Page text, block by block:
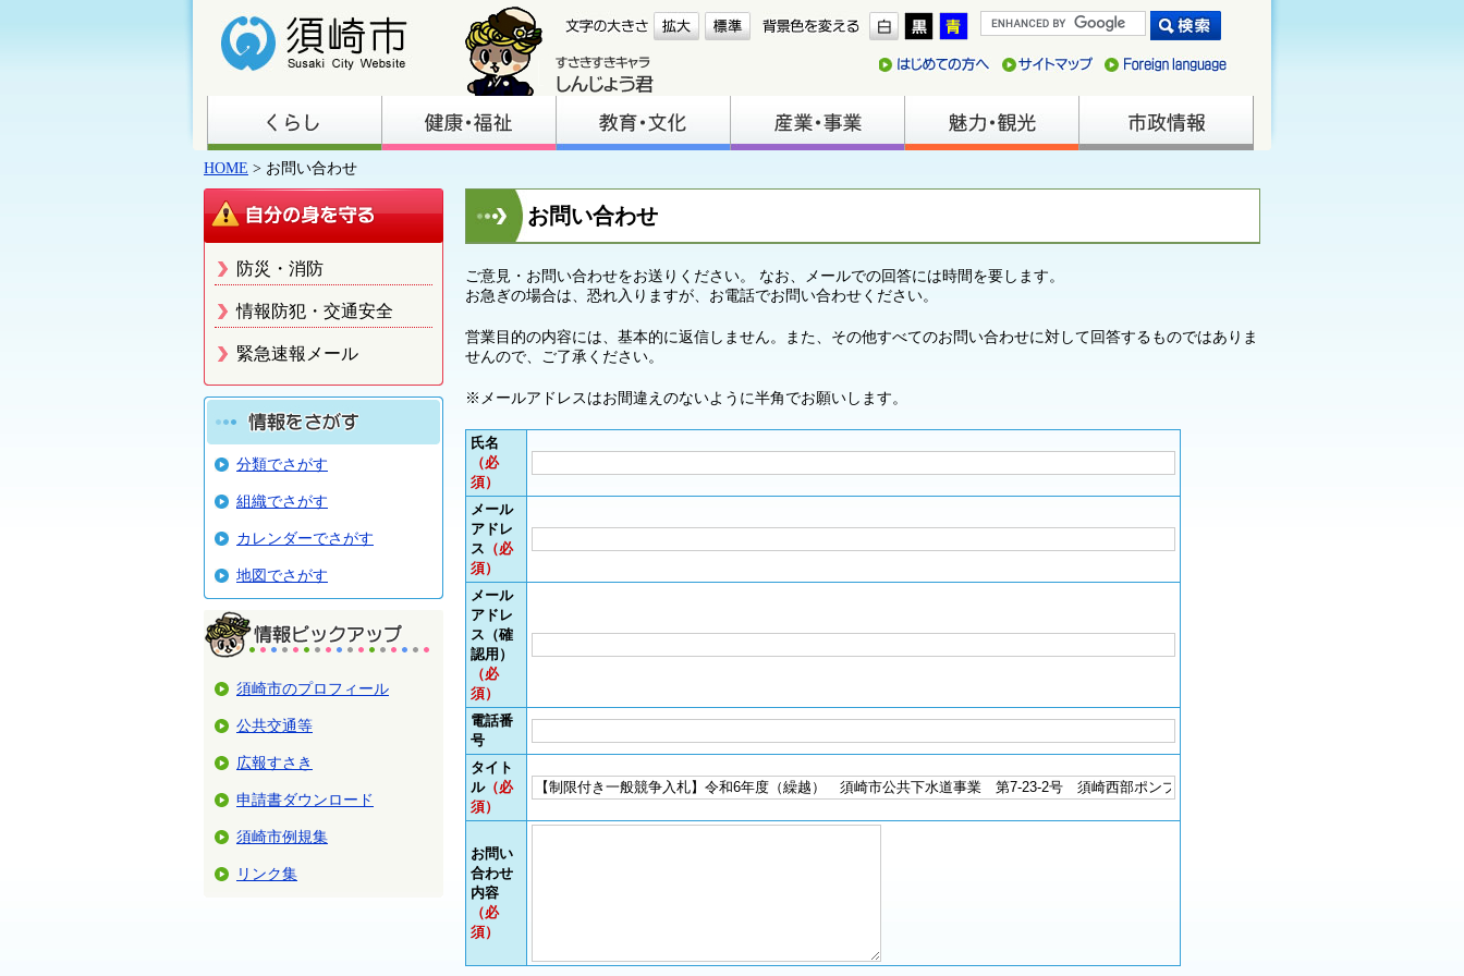
HOME > お問い合わせ
防災・消防
情報防犯・交通安全
緊急速報メール
分類でさがす
組織でさがす
カレンダーでさがす
地図でさがす
須崎市のプロフィール
公共交通等
広報すさき
申請書ダウンロード
須崎市例規集
リンク集
お問い合わせ
ご意見・お問い合わせをお送りください。 なお、メールでの回答には時間を要します。
お急ぎの場合は、恐れ入りますが、お電話でお問い合わせください。
営業目的の内容には、基本的に返信しません。また、その他すべてのお問い合わせに対して回答するものではありま
せんので、ご了承ください。
※メールアドレスはお間違えのないように半角でお願いします。
氏名
（必
須）
メール
アドレ
ス （必
須）
メール
アドレ
ス（確
認用）
（必
須）
電話番
号
タイト
ル（必
須）
お問い
合わせ
内容
（必
須）